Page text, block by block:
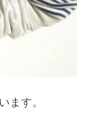
ます。